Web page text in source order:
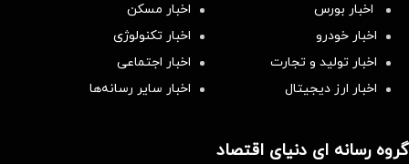
اخبار بورس
اخبار مسکن
اخبار خودرو
اخبار تکنولوژی
اخبار تولید و تجارت
اخبار اجتماعی
اخبار ارز دیجیتال
اخبار سایر رسانه‌‌ها
گروه رسانه ای دنیای اقتصاد